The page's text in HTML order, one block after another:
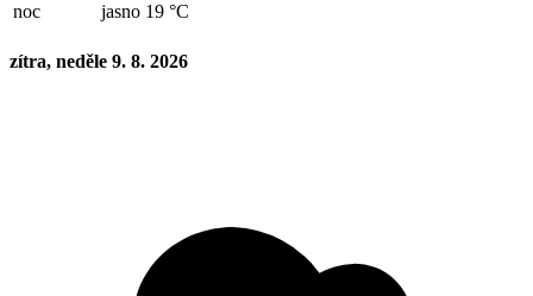
noc
jasno 19 °C
zítra, neděle 9. 8. 2026